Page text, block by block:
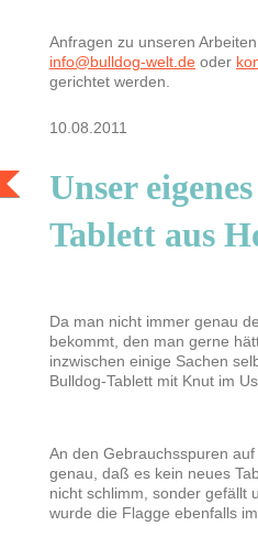
Anfragen zu unseren
info@bulldog-welt.de oder
gerichtet werden.
10.08.2011
Unser
Tablett aus
Da man nicht immer genau
bekommt, den man gerne
inzwischen einige Sachen
Bulldog-Tablett mit Knut im
An den Gebrauchsspuren
genau, daß es kein neues
nicht schlimm, sonder gefällt
wurde die Flagge ebenfalls